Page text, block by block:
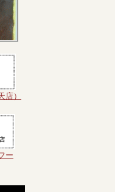
）
ー